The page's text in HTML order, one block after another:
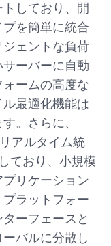
しており、開
を簡単に統合
ェントな負荷
ーバーに自動
ームの高度な
最適化機能は
。さらに、
アルタイム統
ており、小規模
リケーション
ラットフォー
ーフェースと
バルに分散し